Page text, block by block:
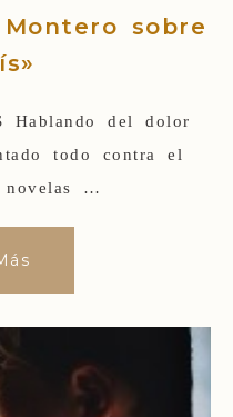
sobre
Hablando del dolor
todo contra el
…